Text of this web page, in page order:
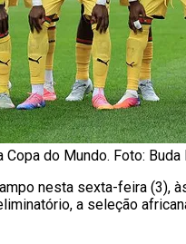
Copa do Mundo. Foto:
nesta sexta-feira (3),
a seleção